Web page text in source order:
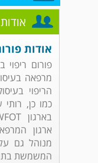
אודות
פורום ריפוי
מרפאה
הריפוי
כמו כן, רותי
ארגון
מנוהל גם
המשמשת